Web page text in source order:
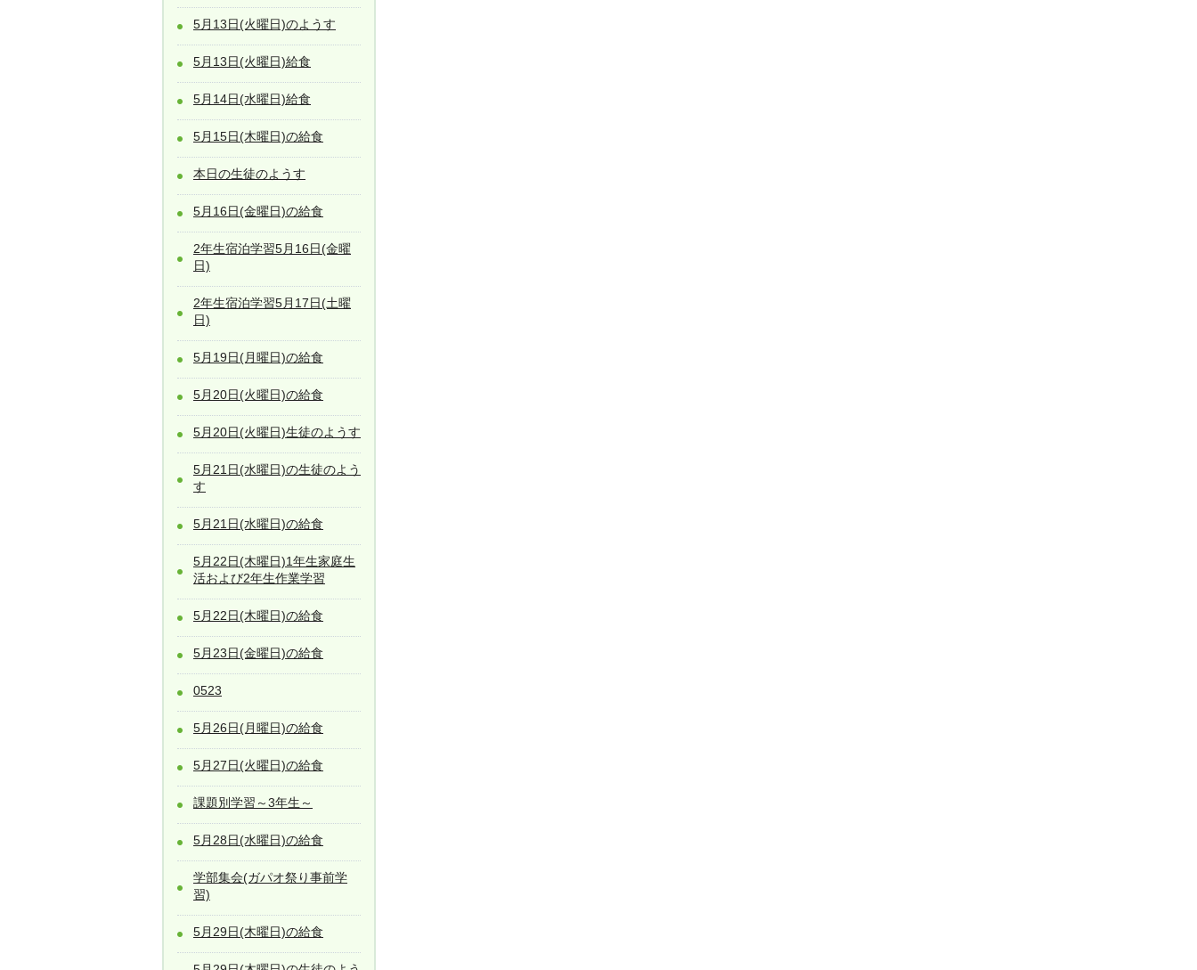
5月13日(火曜日)のようす
5月13日(火曜日)給食
5月14日(水曜日)給食
5月15日(木曜日)の給食
本日の生徒のようす
5月16日(金曜日)の給食
2年生宿泊学習5月16日(金曜
日)
2年生宿泊学習5月17日(土曜
日)
5月19日(月曜日)の給食
5月20日(火曜日)の給食
5月20日(火曜日)生徒のようす
5月21日(水曜日)の生徒のよう
す
5月21日(水曜日)の給食
5月22日(木曜日)1年生家庭生
活および2年生作業学習
5月22日(木曜日)の給食
5月23日(金曜日)の給食
0523
5月26日(月曜日)の給食
5月27日(火曜日)の給食
課題別学習～3年生～
5月28日(水曜日)の給食
学部集会(ガパオ祭り事前学
習)
5月29日(木曜日)の給食